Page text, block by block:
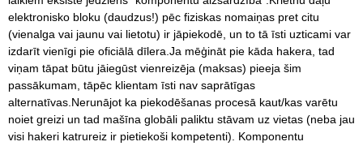
elektronisko bloku (daudzus!) pēc fiziskas nomaiņas pret citu
(vienalga vai jaunu vai lietotu) ir jāpiekodē, un to tā īsti uzticami var
izdarīt vienīgi pie oficiālā dīlera.Ja mēģināt pie kāda hakera, tad
viņam tāpat būtu jāiegūst vienreizēja (maksas) pieeja šim
passākumam, tāpēc klientam īsti nav saprātīgas
alternatīvas.Nerunājot ka piekodēšanas procesā kaut/kas varētu
noiet greizi un tad mašīna globāli paliktu stāvam uz vietas (neba jau
visi hakeri katrureiz ir pietiekoši kompetenti). Komponentu